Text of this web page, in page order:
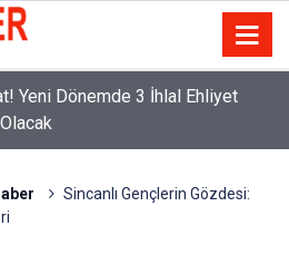
Yeni Dönemde 3 İhlal Ehliyet
Sincanlı Gençlerin Gözdesi: